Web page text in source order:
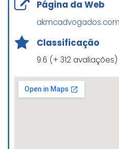
Esse lente
que sai de
dinheiro
dúvidas
Página da Web
Classificação
9.6 (+ 312 avaliações)